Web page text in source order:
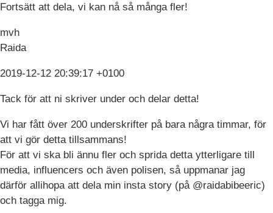
Fortsätt att dela, vi kan nå så många fler!
mvh
Raida
2019-12-12 20:39:17 +0100
Tack för att ni skriver under och delar detta!
Vi har fått över 200 underskrifter på bara några timmar, för
att vi gör detta tillsammans!
För att vi ska bli ännu fler och sprida detta ytterligare till
media, influencers och även polisen, så uppmanar jag
därför allihopa att dela min insta story (på @raidabibeeric)
och tagga mig.